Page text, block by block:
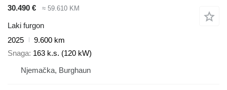
30.490 € ≈ 59.610 KM
Laki furgon
2025
9.600 km
Snaga 163 k.s. (120 kW)
Njemačka, Burghaun